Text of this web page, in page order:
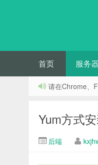
首页 服务器
请在Chrome、
Yum方式
后端